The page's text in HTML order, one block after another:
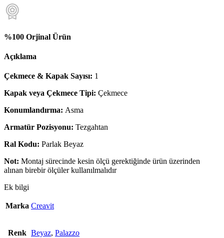
%100 Orjinal Ürün
Açıklama
Çekmece & Kapak Sayısı: 1
Kapak veya Çekmece Tipi: Çekmece
Konumlandırma: Asma
Armatür Pozisyonu: Tezgahtan
Ral Kodu: Parlak Beyaz
Not: Montaj sürecinde kesin ölçü gerektiğinde ürün üzerinden
alınan birebir ölçüler kullanılmalıdır
Ek bilgi
Marka Creavit
Renk Beyaz, Palazzo